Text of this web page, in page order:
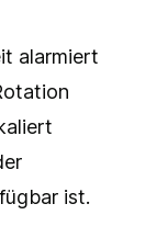
alarmiert
ist.